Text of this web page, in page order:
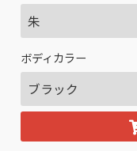
ボディカラー